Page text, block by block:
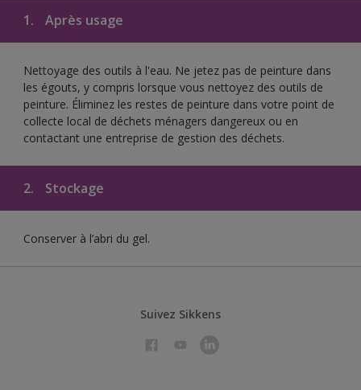
1. Après usage
Nettoyage des outils à l'eau. Ne jetez pas de peinture dans
les égouts, y compris lorsque vous nettoyez des outils de
peinture. Éliminez les restes de peinture dans votre point de
collecte local de déchets ménagers dangereux ou en
contactant une entreprise de gestion des déchets.
2. Stockage
Conserver à l’abri du gel.
Suivez Sikkens